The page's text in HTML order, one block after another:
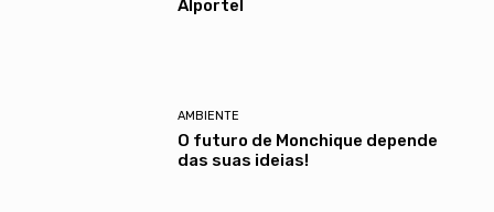
Alportel
AMBIENTE
O futuro de Monchique depende
das suas ideias!